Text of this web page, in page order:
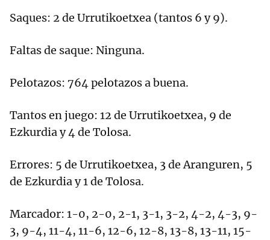
Saques: 2 de Urrutikoetxea (tantos 6 y 9).
Faltas de saque: Ninguna.
Pelotazos: 764 pelotazos a buena.
Tantos en juego: 12 de Urrutikoetxea, 9 de
Ezkurdia y 4 de Tolosa.
Errores: 5 de Urrutikoetxea, 3 de Aranguren, 5
de Ezkurdia y 1 de Tolosa.
Marcador: 1-0, 2-0, 2-1, 3-1, 3-2, 4-2, 4-3, 9-
3, 9-4, 11-4, 11-6, 12-6, 12-8, 13-8, 13-11, 15-